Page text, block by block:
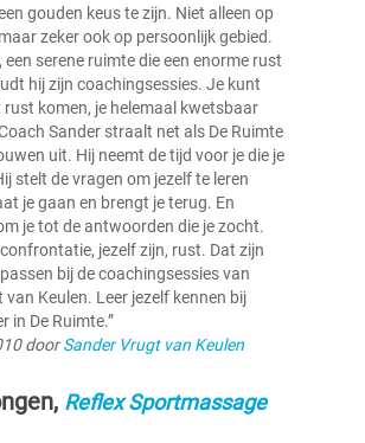
gouden keus te zijn. Niet alleen op
zeker ook op persoonlijk gebied.
een serene ruimte die een enorme rust
hij zijn coachingsessies. Je kunt
rust komen, je helemaal kwetsbaar
Sander straalt net als De Ruimte
uit. Hij neemt de tijd voor je die je
stelt de vragen om jezelf te leren
je gaan en brengt je terug. En
je tot de antwoorden die je zocht.
jezelf zijn, rust. Dat zijn
bij de coachingsessies van
van Keulen. Leer jezelf kennen bij
in De Ruimte.”
doorSander Vrugt van Keulen
Reflex Sportmassage